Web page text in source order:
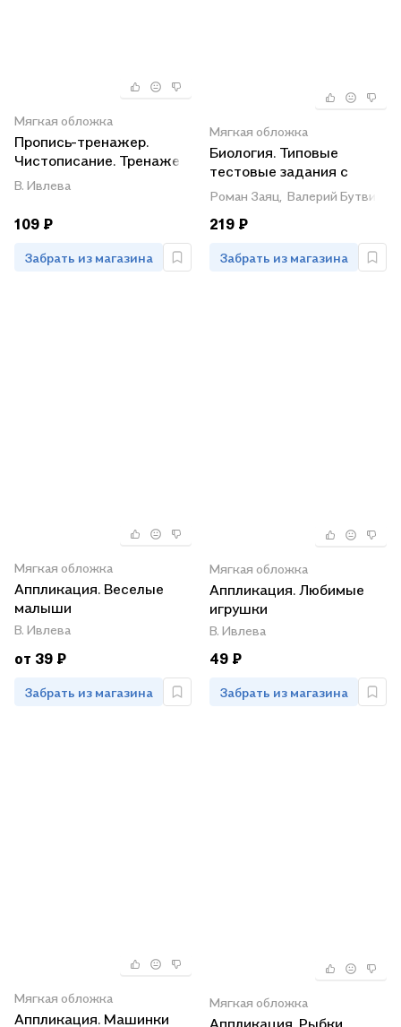
Мягкая обложка
Пропись-тренажер.
Чистописание. Тренажер
по исправлению почерка
В. Ивлева
109 ₽
Забрать из магазина
Мягкая обложка
Биология. Типовые
тестовые задания с
ответами и
Роман Заяц, Валерий
219 ₽
Забрать из магазина
Мягкая обложка
Аппликация. Веселые
малыши
В. Ивлева
от 39 ₽
Забрать из магазина
Мягкая обложка
Аппликация. Любимые
игрушки
В. Ивлева
49 ₽
Забрать из магазина
Мягкая обложка
Аппликация. Машинки
Мягкая обложка
Аппликация. Рыбки